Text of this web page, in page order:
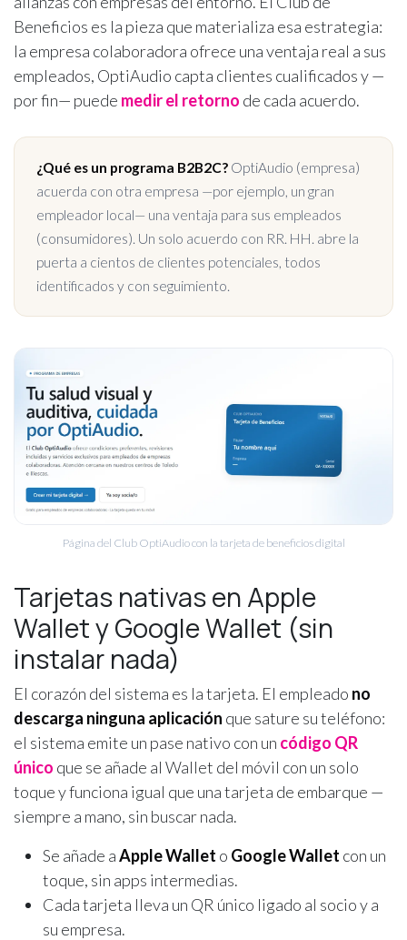
Beneficios es la pieza que materializa esa estrategia:
la empresa colaboradora ofrece una ventaja real a sus
empleados, OptiAudio capta clientes cualificados y —
por fin— puede medir el retorno de cada acuerdo.
¿Qué es un programa B2B2C? OptiAudio (empresa)
acuerda con otra empresa —por ejemplo, un gran
empleador local— una ventaja para sus empleados
(consumidores). Un solo acuerdo con RR. HH. abre la
puerta a cientos de clientes potenciales, todos
identificados y con seguimiento.
Página del Club OptiAudio con la tarjeta de beneficios digital
Tarjetas nativas en Apple
Wallet y Google Wallet (sin
instalar nada)
El corazón del sistema es la tarjeta. El empleado no
descarga ninguna aplicación que sature su teléfono:
el sistema emite un pase nativo con un código QR
único que se añade al Wallet del móvil con un solo
toque y funciona igual que una tarjeta de embarque —
siempre a mano, sin buscar nada.
Se añade aApple Wallet o Google Wallet con un
toque, sin apps intermedias.
Cada tarjeta lleva un QR único ligado al socio y a
su empresa.